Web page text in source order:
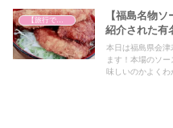
【福島名物
紹介された有
本日は福島県会津
ます！本場のソ
味しいのかよくわ